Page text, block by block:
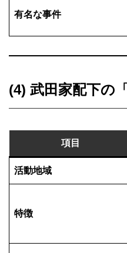
有名な事件
(4) 武田家配下の
項目
活動地域
特徴